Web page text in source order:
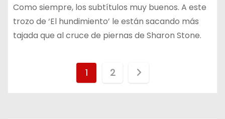
Como siempre, los subtítulos muy buenos. A este
trozo de ‘El hundimiento’ le están sacando más
tajada que al cruce de piernas de Sharon Stone.
1 2